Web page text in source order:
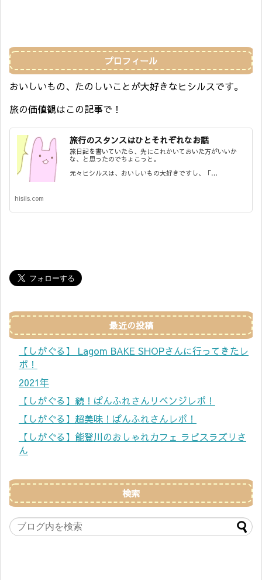
プロフィール
おいしいもの、たのしいことが大好きなヒシルスです。
旅の価値観はこの記事で！
旅行のスタンスはひとそれぞれなお話
旅日記を書いていたら、先にこれかいておいた方がいいか
な、と思ったのでちょこっと。
元々ヒシルスは、おいしいもの大好きですし、「…
hisils.com
最近の投稿
【しがぐる】 Lagom BAKE SHOPさんに行ってきたレ
ポ！
2021年
【しがぐる】続！ぱんふれさんリベンジレポ！
【しがぐる】超美味！ぱんふれさんレポ！
【しがぐる】能登川のおしゃれカフェ ラピスラズリさ
ん
検索